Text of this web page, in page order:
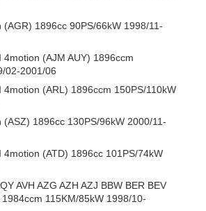
(AGR) 1896cc 90PS/66kW 1998/11-
(AJM AUY) 1896ccm
02-2001/06
(ARL) 1896ccm 150PS/110kW
(ASZ) 1896cc 130PS/96kW 2000/11-
(ATD) 1896cc 101PS/74kW
AVH AZG AZH AZJ BBW BER BEV
1984ccm 115KM/85kW 1998/10-